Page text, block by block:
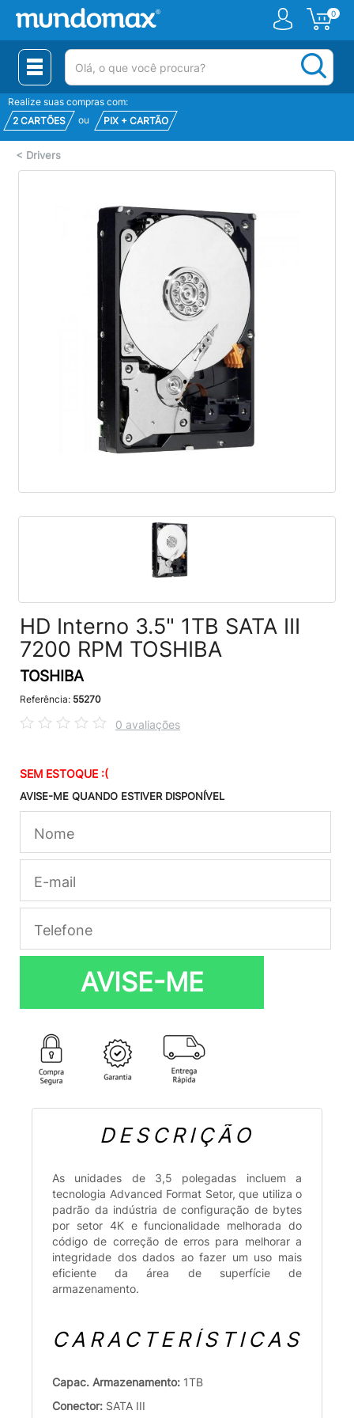
0
(pesquisar)
Realize suas compras com:
2 CARTÕES
ou PIX + CARTÃO
< Drivers
HD Interno 3.5" 1TB SATA III
7200 RPM TOSHIBA
TOSHIBA
Referência: 55270
0 avaliações
SEM ESTOQUE :(
AVISE-ME QUANDO ESTIVER DISPONÍVEL
AVISE-ME
DESCRIÇÃO
As unidades de 3,5 polegadas incluem a
tecnologia Advanced Format Setor, que utiliza o
padrão da indústria de configuração de bytes
por setor 4K e funcionalidade melhorada do
código de correção de erros para melhorar a
integridade dos dados ao fazer um uso mais
eficiente da área de superfície de
armazenamento.
CARACTERÍSTICAS
Capac. Armazenamento: 1TB
Conector: SATA III